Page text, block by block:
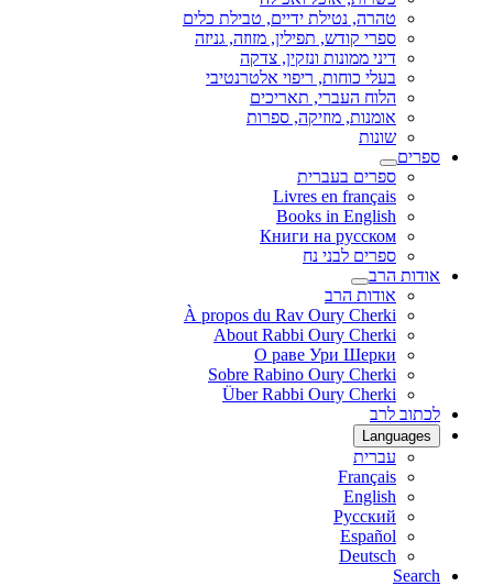
טהרה, נטילת ידיים, טבילת כלים
ספרי קודש, תפילין, מזוזה, גניזה
דיני ממונות ונזקין, צדקה
בעלי כוחות, ריפוי אלטרנטיבי
הלוח העברי, תאריכים
אומנות, מוזיקה, ספרות
שונות
ספרים
ספרים בעברית
Livres en français
Books in English
Книги на русском
ספרים לבני נח
אודות הרב
אודות הרב
À propos du Rav Oury Cherki
About Rabbi Oury Cherki
О раве Ури Шерки
Sobre Rabino Oury Cherki
Über Rabbi Oury Cherki
לכתוב לרב
Languages
עברית
Français
English
Русский
Español
Deutsch
Search